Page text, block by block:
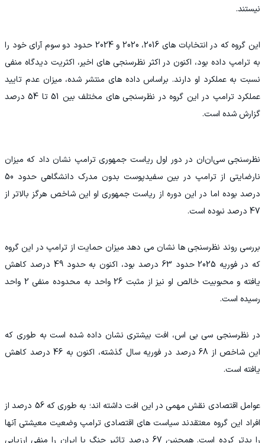
نیستند.
این گروه که در انتخابات های 2016، 2020 و 2024 حدود دو سوم آرای خود را
به ترامپ داده بود، اکنون در اکثر نظرسنجی های اخیر، اکثریت دیدگاه منفی
نسبت به عملکرد او دارند. براساس داده های منتشر شده، میزان عدم تایید
عملکرد ترامپ در این گروه در نظرسنجی های مختلف بین 51 تا 54 درصد
گزارش شده است.
نظرسنجی سی‌ان‌ان در دور اول ریاست جمهوری ترامپ نشان داد که میزان
نارضایتی از ترامپ در بین سفیدپوست بدون مدرک دانشگاهی حدود 50
درصد بوده اما در این دوره از ریاست جمهوری او این شاخص هرگز بالاتر از
47 درصد نبوده است.
بررسی روند نظرسنجی ها نشان می دهد میزان حمایت از ترامپ در این گروه
که در فوریه 2025 حدود 63 درصد بود، اکنون به حدود 49 درصد کاهش
یافته و محبوبیت خالص او نیز از مثبت 26 واحد به محدوده منفی 2 واحد
رسیده است.
در نظرسنجی سی بی اس، افت بیشتری نشان داده شده است به طوری که
این شاخص از 68 درصد در فوریه سال گذشته، اکنون به 46 درصد کاهش
یافته است.
عوامل اقتصادی نقش مهمی در این افت داشته اند؛ به طوری که 56 درصد از
افراد این گروه معتقدند سیاست های اقتصادی ترامپ وضعیت معیشتی آنها
را بدتر کرده است. همچنین 67 درصد تاثیر جنگ با ایران را منفی ارزیابی